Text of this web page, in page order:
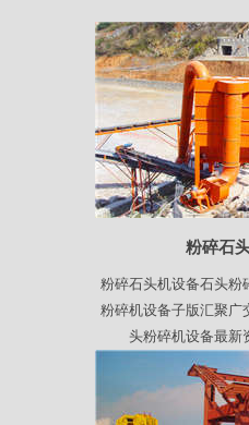
粉碎石
粉碎石头机设备石头粉
粉碎机设备子版汇聚广
头粉碎机设备最新